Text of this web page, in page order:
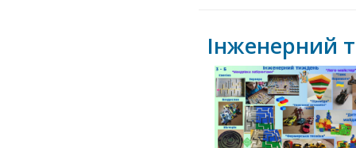
Інженерний